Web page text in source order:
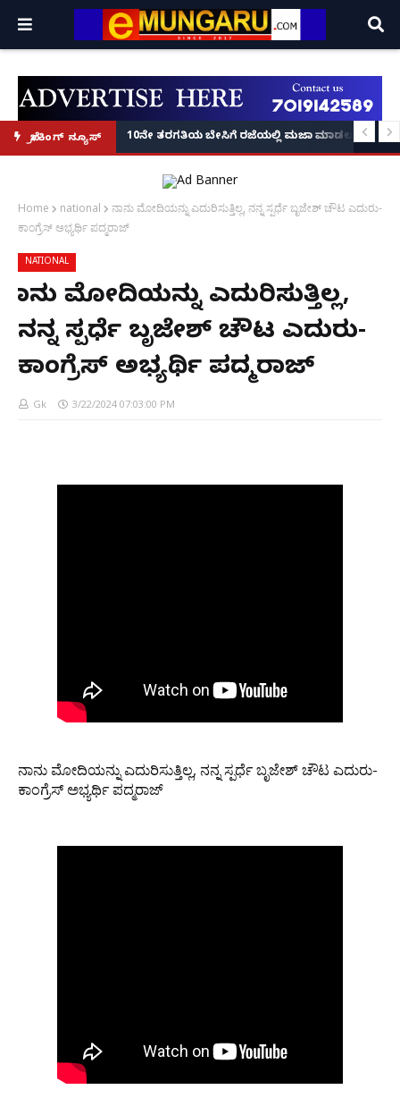
ಬ್ರೇಕಿಂಗ್ ನ್ಯೂಸ್
ವಿಡಿಯೋ ಕಾಲಿನಲ್ಲೇ ಅಂತಿಮ ದರ್ಶನ!
ಪ್ರಶ್ನೆಗೆ ಖಡಕ್ ಉತ್ತರ ನೀಡಿದ ನಟಿ ಪ್ರಿಯಾ ಪ್ರಕಾಶ್ ವಾರಿಯರ್! Priya Prakash
10ನೇ ತರಗತಿಯ ಬೇಸಿಗೆ ರಜೆಯಲ್ಲಿ ಮಜಾ ಮಾಡಲು ಬಂದು
Home national
ನಾನು ಮೋದಿಯನ್ನು ಎದುರಿಸುತ್ತಿಲ್ಲ, ನನ್ನ ಸ್ಪರ್ಧೆ ಬೃಜೇಶ್ ಚೌಟ ಎದುರು-
ಕಾಂಗ್ರೆಸ್ ಅಭ್ಯರ್ಥಿ ಪದ್ಮರಾಜ್
NATIONAL
ನಾನು ಮೋದಿಯನ್ನು ಎದುರಿಸುತ್ತಿಲ್ಲ,
ನನ್ನ ಸ್ಪರ್ಧೆ ಬೃಜೇಶ್ ಚೌಟ ಎದುರು-
ಕಾಂಗ್ರೆಸ್ ಅಭ್ಯರ್ಥಿ ಪದ್ಮರಾಜ್
Gk 3/22/2024 07:03:00 PM
ನಾನು ಮೋದಿಯನ್ನು ಎದುರಿಸುತ್ತಿಲ್ಲ, ನನ್ನ ಸ್ಪರ್ಧೆ ಬೃಜೇಶ್ ಚೌಟ ಎದುರು-
ಕಾಂಗ್ರೆಸ್ ಅಭ್ಯರ್ಥಿ ಪದ್ಮರಾಜ್